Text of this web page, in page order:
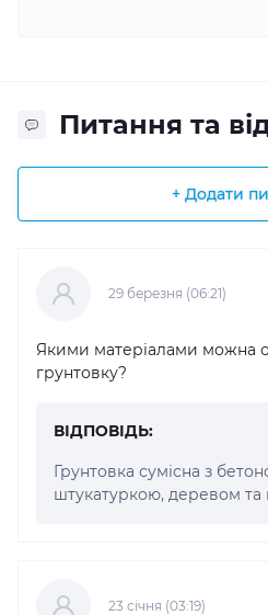
Питання та
+ Додати
29 березня (06:21)
Якими матеріалами можна
грунтовку?
ВІДПОВІДЬ:
Грунтовка сумісна з
штукатуркою, деревом та
23 cічня (03:19)